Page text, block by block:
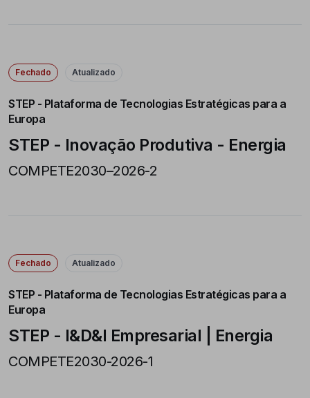
Fechado Atualizado
STEP - Plataforma de Tecnologias Estratégicas para a
Europa
STEP - Inovação Produtiva - Energia
COMPETE2030–2026-2
Fechado Atualizado
STEP - Plataforma de Tecnologias Estratégicas para a
Europa
STEP - I&D&I Empresarial | Energia
COMPETE2030-2026-1